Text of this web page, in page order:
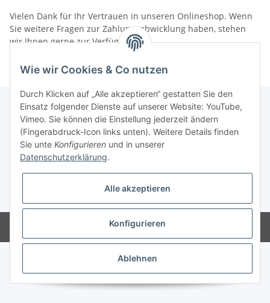
Vielen Dank für Ihr Vertrauen in unseren Onlineshop. Wenn
Sie weitere Fragen zur Zahlungsabwicklung haben, stehen
wir Ihnen gerne zur Verfügung.
Informationen
Gesetzliche Informationen
Powered byJTL-Shop
Wie wir Cookies & Co nutzen
Durch Klicken auf „Alle akzeptieren“ gestatten Sie den
Einsatz folgender Dienste auf unserer Website: YouTube,
Vimeo. Sie können die Einstellung jederzeit ändern
(Fingerabdruck-Icon links unten). Weitere Details finden
Sie unte Konfigurieren und in unserer
Datenschutzerklärung.
Alle akzeptieren
Konfigurieren
Ablehnen